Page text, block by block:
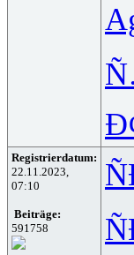
Registrierdatum:
22.11.2023,
07:10
Beiträge:
591758